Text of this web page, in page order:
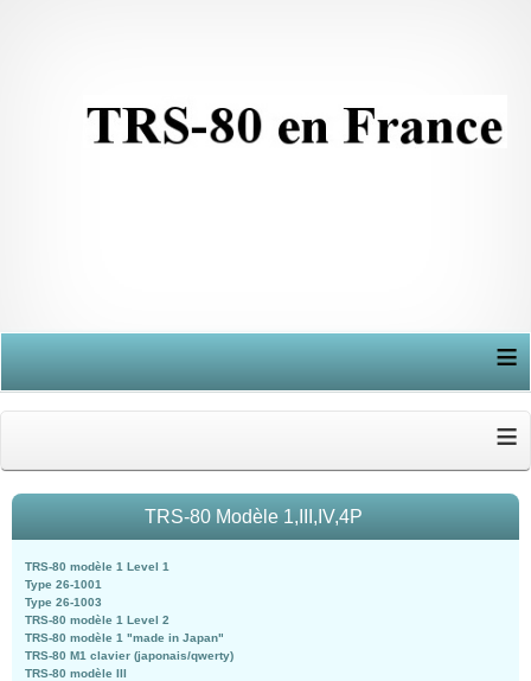
≡
≡
TRS-80 Modèle 1,III,IV,4P
TRS-80 modèle 1 Level 1
Type 26-1001
Type 26-1003
TRS-80 modèle 1 Level 2
TRS-80 modèle 1 "made in Japan"
TRS-80 M1 clavier (japonais/qwerty)
TRS-80 modèle III